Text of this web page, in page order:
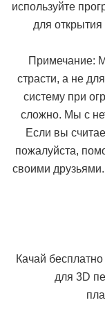
используйте
для
Примечание:
страсти, а не
систему при
сложно. Мы с
Если вы
пожалуйста,
своими
Качай
для 3D